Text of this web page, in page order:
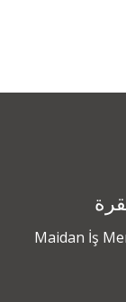
Maidan İş